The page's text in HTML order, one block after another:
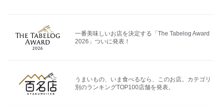
一番美味しいお店を決定する「The Tabelog Award
2026」ついに発表！
うまいもの、いま食べるなら、このお店。カテゴリ
別のランキングTOP100店舗を発表。